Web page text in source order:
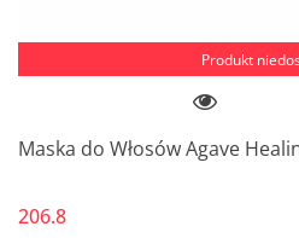
Produkt
Maska do Włosów Agave
206.8